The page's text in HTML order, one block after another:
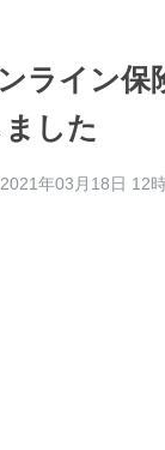
ライン保
した
2021年03月18日 12